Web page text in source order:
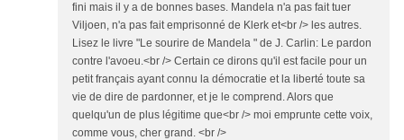
fini mais il y a de bonnes bases. Mandela n'a pas fait tuer
Viljoen, n'a pas fait emprisonné de Klerk et<br /> les autres.
Lisez le livre "Le sourire de Mandela " de J. Carlin: Le pardon
contre l'avoeu.<br /> Certain ce dirons qu'il est facile pour un
petit français ayant connu la démocratie et la liberté toute sa
vie de dire de pardonner, et je le comprend. Alors que
quelqu'un de plus légitime que<br /> moi emprunte cette voix,
comme vous, cher grand. <br />